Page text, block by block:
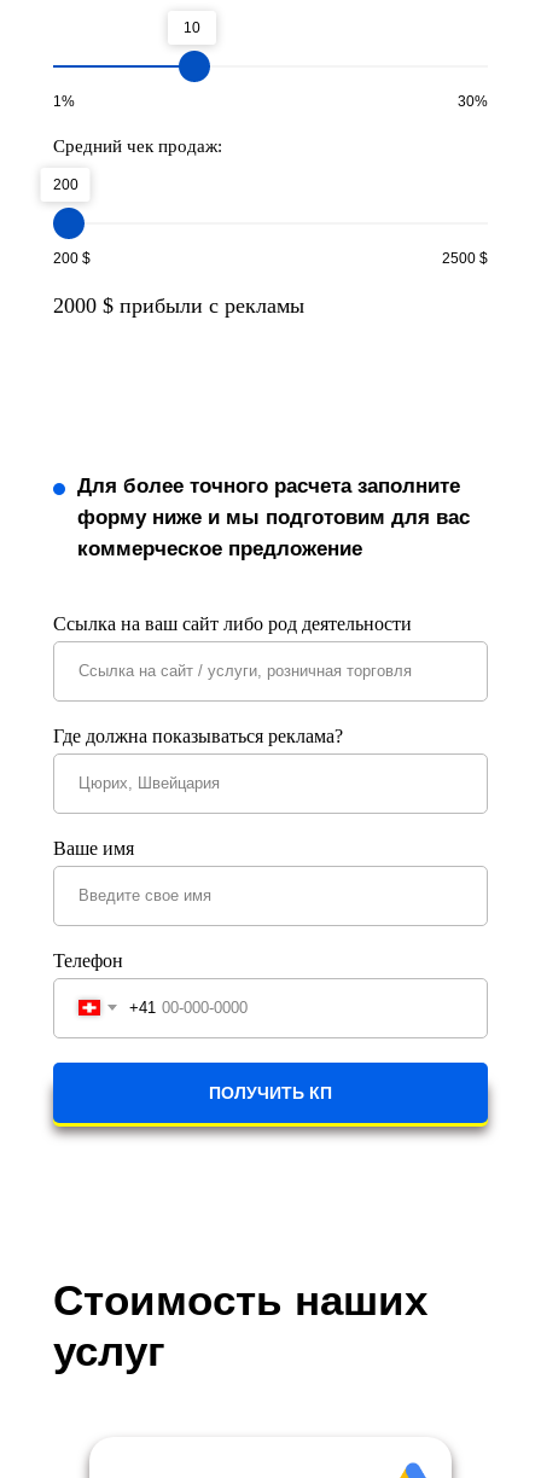
Ссылка на ваш сайт либо род деятельности
Где должна показываться реклама?
Ваше имя
Телефон
+41
ПОЛУЧИТЬ КП
10
1% 30%
Средний чек продаж:
200
200 $ 2500 $
2000 $ прибыли с рекламы
Для более точного расчета заполните
форму ниже и мы подготовим для вас
коммерческое предложение
Стоимость наших
услуг